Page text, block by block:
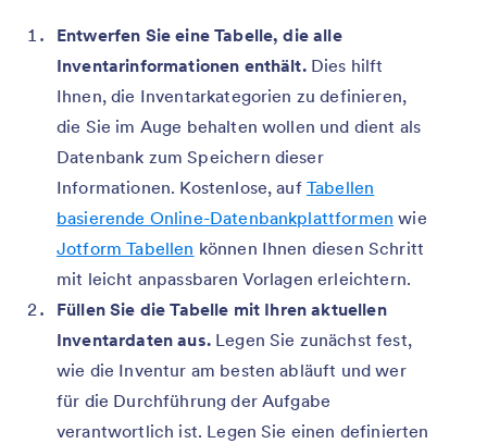
Entwerfen Sie eine Tabelle, die alle
Inventarinformationen enthält.Dies hilft
Ihnen, die Inventarkategorien zu definieren,
die Sie im Auge behalten wollen und dient als
Datenbank zum Speichern dieser
Informationen. Kostenlose, auf Tabellen
basierende Online-Datenbankplattformen wie
Jotform Tabellen können Ihnen diesen Schritt
mit leicht anpassbaren Vorlagen erleichtern.
Füllen Sie die Tabelle mit Ihren aktuellen
Inventardaten aus.Legen Sie zunächst fest,
wie die Inventur am besten abläuft und wer
für die Durchführung der Aufgabe
verantwortlich ist. Legen Sie einen definierten